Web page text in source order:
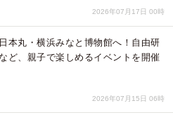
2026年07月17日 00時
本丸・横浜みなと博物館へ！自由研
ど、親子で楽しめるイベントを開催
2026年07月15日 06時